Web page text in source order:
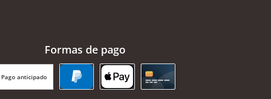
Formas de pago
Pago anticipado